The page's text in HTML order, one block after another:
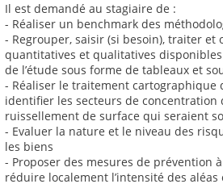
Il est demandé au stagiaire de :
- Réaliser un benchmark des
- Regrouper, saisir (si besoin), traiter et
quantitatives et qualitatives
de l’étude sous forme de tableaux et
- Réaliser le traitement cartographique
identifier les secteurs de concentration
ruissellement de surface qui seraient
- Evaluer la nature et le niveau des
les biens
- Proposer des mesures de prévention
réduire localement l’intensité des aléas